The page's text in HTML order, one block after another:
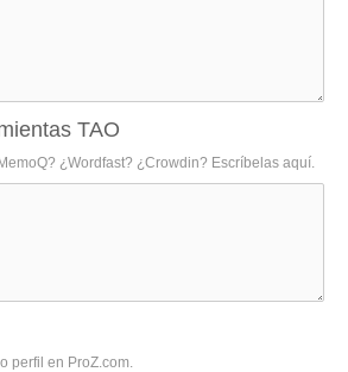
TAO
¿Wordfast? ¿Crowdin? Escríbelas aquí.
perfil en ProZ.com.